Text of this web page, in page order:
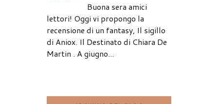
Buona sera amici
lettori! Oggi vi propongo la
recensione di un fantasy, Il sigillo
di Aniox. Il Destinato di Chiara De
Martin . A giugno...